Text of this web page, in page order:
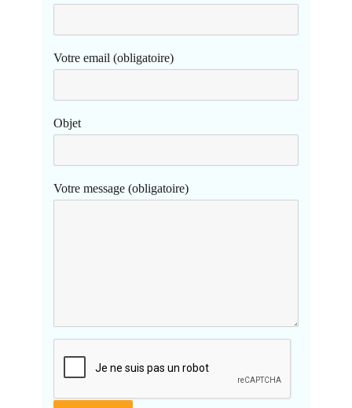
Votre email (obligatoire)
Objet
Votre message (obligatoire)